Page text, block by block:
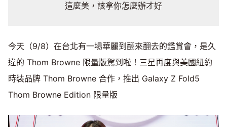
這麼美，該拿你怎麼辦才好
今天（9/8）在台北有一場華麗到翻來翻去的鑑賞會，是久
違的 Thom Browne 限量版駕到啦！三星再度與美國紐約
時裝品牌 Thom Browne 合作，推出 Galaxy Z Fold5
Thom Browne Edition 限量版